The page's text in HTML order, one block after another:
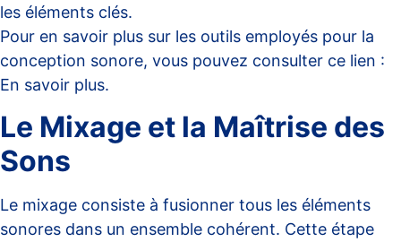
les éléments clés.
Pour en savoir plus sur les outils employés pour la
conception sonore, vous pouvez consulter ce lien :
En savoir plus.
Le Mixage et la Maîtrise des
Sons
Le mixage consiste à fusionner tous les éléments
sonores dans un ensemble cohérent. Cette étape